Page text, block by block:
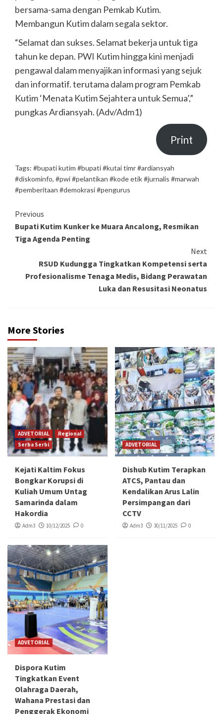
bersama-sama dengan Pemkab Kutim.
Membangun Kutim dalam segala sektor.
“Selamat dan sukses. Selamat bekerja untuk tiga
tahun ke depan. PWI Kutim hingga kini menjadi
pengawal dalam menyajikan informasi yang sejuk
dan informatif. terutama dalam program Pemkab
Kutim ‘Menata Kutim Sejahtera untuk Semua’,”
pungkas Ardiansyah. (Adv/Adm1)
Print
Tags: #bupati kutim #bupati #kutai timr #ardiansyah
#diskominfo, #pwi #pelantikan #kode etik #jurnalis #marwah
#pemberitaan #demokrasi #pengurus
Continue
Reading
Previous
Bupati Kutim Kunker ke Muara Ancalong, Resmikan
Tiga Agenda Penting
Next
RSUD Kudungga Tingkatkan Kompetensi serta
Profesionalisme Tenaga Medis, Bidang Perawatan
Luka dan Resusitasi Neonatus
More Stories
ADVETORIAL
Regional
Serba Serbi
Kejati Kaltim Fokus
Bongkar Korupsi di
Kuliah Umum Untag
Samarinda dalam
Hakordia
Adm3 10/12/2025 0
ADVETORIAL
Dishub Kutim Terapkan
ATCS, Pantau dan
Kendalikan Arus Lalin
Persimpangan dari
CCTV
Adm3 30/11/2025 0
ADVETORIAL
Dispora Kutim
Tingkatkan Event
Olahraga Daerah,
Wahana Prestasi dan
Penggerak Ekonomi